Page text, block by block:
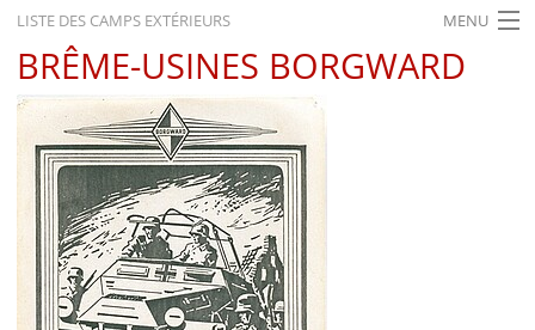
LISTE DES CAMPS EXTÉRIEURS MENU
ACCUEIL
ACTUALITÉS
EXPOSITIONS
HISTORIQUE
FORMATION
RECHERCHE
BRÊME-USINES BORGWARD